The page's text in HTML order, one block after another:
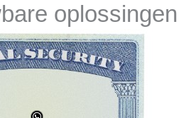
oplossingen